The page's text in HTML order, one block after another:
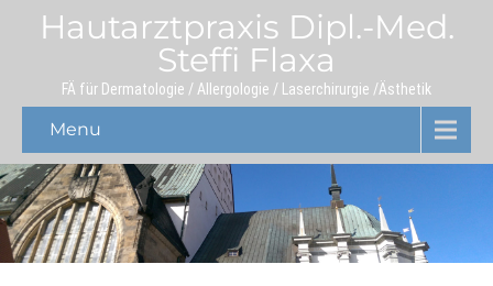
Hautarztpraxis Dipl.-Med.
Steffi Flaxa
FÄ für Dermatologie / Allergologie / Laserchirurgie /Ästhetik
Menu